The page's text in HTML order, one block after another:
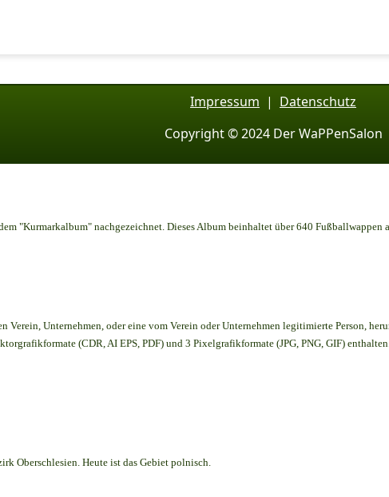
Impressum | Datenschutz
Copyright © 2024 Der WaPPenSalon
"Kurmarkalbum" nachgezeichnet. Dieses Album beinhaltet über 640 Fußballwappen
Verein, Unternehmen, oder eine vom Verein oder Unternehmen legitimierte Person,
(CDR, AI EPS, PDF) und 3 Pixelgrafikformate (JPG, PNG, GIF) enthalten.
Oberschlesien. Heute ist das Gebiet polnisch.